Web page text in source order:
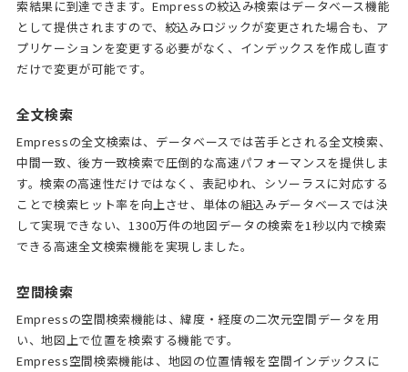
索結果に到達できます。Empressの絞込み検索はデータベース機能
として提供されますので、絞込みロジックが変更された場合も、ア
プリケーションを変更する必要がなく、インデックスを作成し直す
だけで変更が可能です。
全文検索
Empressの全文検索は、データベースでは苦手とされる全文検索、
中間一致、後方一致検索で圧倒的な高速パフォーマンスを提供しま
す。検索の高速性だけではなく、表記ゆれ、シソーラスに対応する
ことで検索ヒット率を向上させ、単体の組込みデータベースでは決
して実現できない、1300万件の地図データの検索を1秒以内で検索
できる高速全文検索機能を実現しました。
空間検索
Empressの空間検索機能は、緯度・経度の二次元空間データを用
い、地図上で位置を検索する機能です。
Empress空間検索機能は、地図の位置情報を空間インデックスに